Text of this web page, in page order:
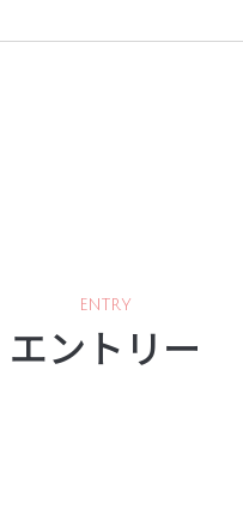
ENTRY
エントリー